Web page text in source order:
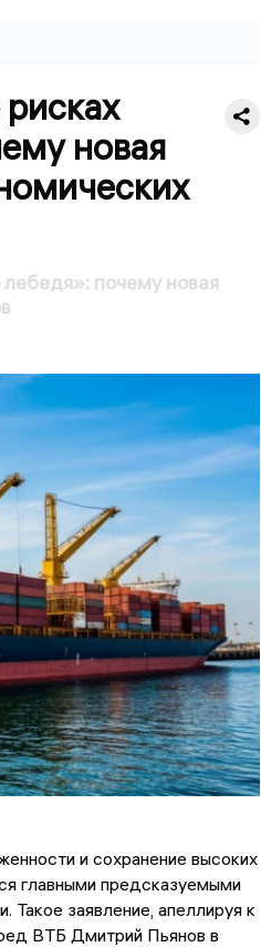
новая
почему новая
и сохранение высоких
главными предсказуемыми
Такое заявление, апеллируя к
ВТБ Дмитрий Пьянов в